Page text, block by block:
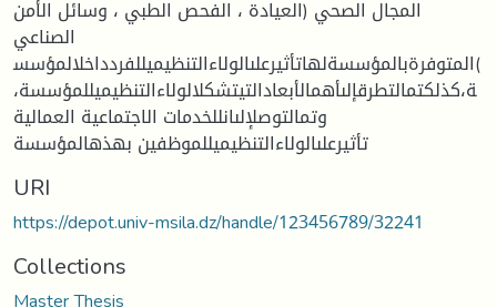
المجال الصحي (العيادة ، الفحص الطبي ، وسائل الأمن
الصناعي
)المتوفرةبالمؤسسةلهاتأثيرعلىالولاءالتنظيميللفردداخلالمؤسس
ة،كذلكتمالتطرقإلىأهمالأبعادالتيتشكلالولاءالتنظيميللمؤسسة،
وتمالتوصلإلىانللخدمات الاجتماعية العمالية
تأثيرعلىالولاءالتنظيميللموظفين بهذهالمؤسسة
URI
https://depot.univ-msila.dz/handle/123456789/32241
Collections